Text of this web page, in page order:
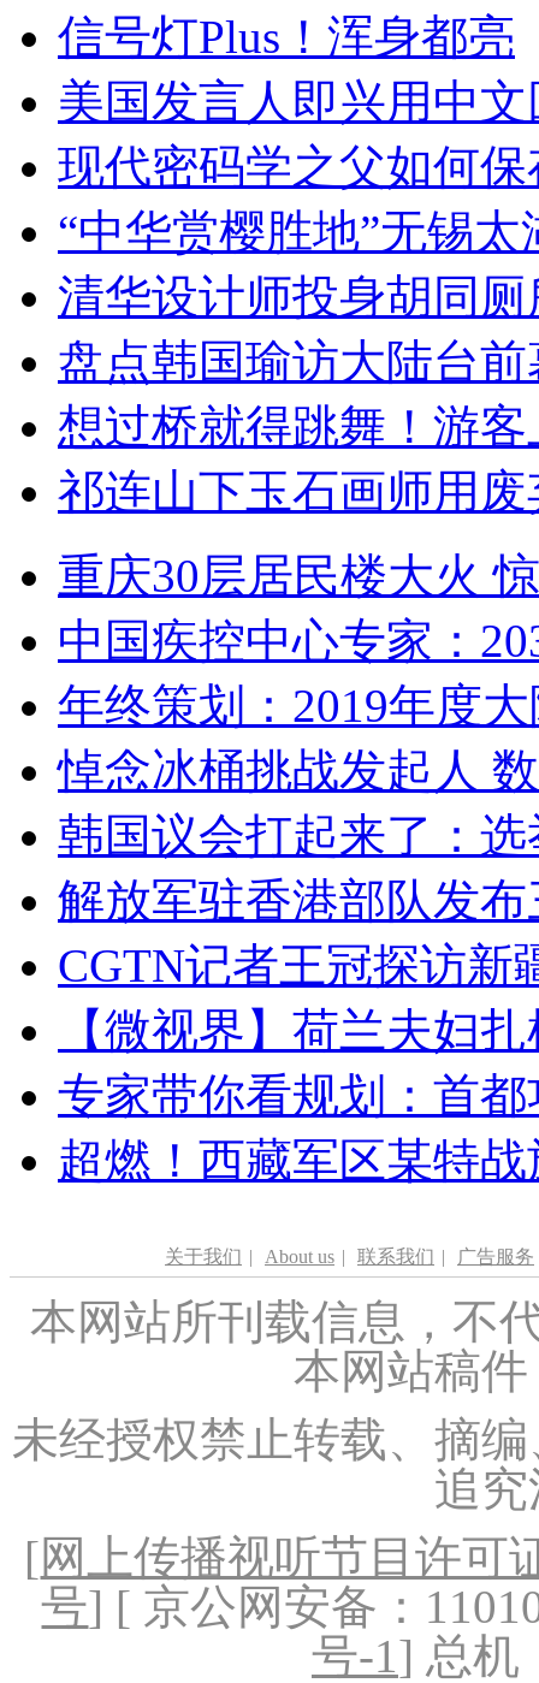
信号灯Plus！浑身都亮
美国发言人即兴用中
现代密码学之父如何
“中华赏樱胜地”无锡
清华设计师投身胡同
盘点韩国瑜访大陆台
想过桥就得跳舞！游客
祁连山下玉石画师用
重庆30层居民楼大火
中国疾控中心专家：
年终策划：2019年度
悼念冰桶挑战发起人
韩国议会打起来了：
解放军驻香港部队发
CGTN记者王冠探访新
【微视界】荷兰夫妇
专家带你看规划：首
超燃！西藏军区某特
关于我们 | About us | 联系我们 | 广告服务
本网站所刊载信息，不
本网站稿
未经授权禁止转载、摘
追
[网上传播视听节目许可
号] [ 京公网安备：
号-1] 总机